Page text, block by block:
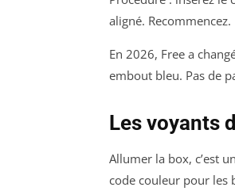
aligné. Recommencez.
En 2026, Free a
embout bleu. Pas de
Les voyants
Allumer la box, c’est
code couleur pour les